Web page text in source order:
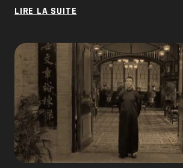
LIRE LA SUITE
MARTIAUX
TRADITIONNELS
TEMPS
DES
INFLUENCEURS